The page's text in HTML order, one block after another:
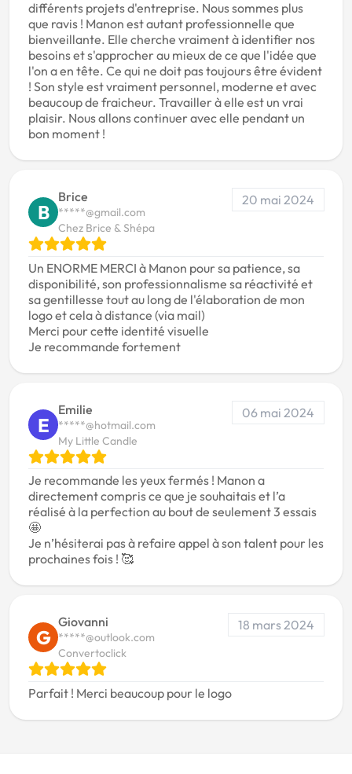
différents projets d'entreprise. Nous sommes plus
que ravis ! Manon est autant professionnelle que
bienveillante. Elle cherche vraiment à identifier nos
besoins et s'approcher au mieux de ce que l'idée que
l'on a en tête. Ce qui ne doit pas toujours être évident
! Son style est vraiment personnel, moderne et avec
beaucoup de fraicheur. Travailler à elle est un vrai
plaisir. Nous allons continuer avec elle pendant un
bon moment !
B
Brice
*****@gmail.com
Chez Brice & Shépa
20 mai 2024
Un ENORME MERCI à Manon pour sa patience, sa
disponibilité, son professionnalisme sa réactivité et
sa gentillesse tout au long de l'élaboration de mon
logo et cela à distance (via mail)
Merci pour cette identité visuelle
Je recommande fortement
E
Emilie
*****@hotmail.com
My Little Candle
06 mai 2024
Je recommande les yeux fermés ! Manon a
directement compris ce que je souhaitais et l’a
réalisé à la perfection au bout de seulement 3 essais
🤩
Je n’hésiterai pas à refaire appel à son talent pour les
prochaines fois ! 🥰
G
Giovanni
*****@outlook.com
Convertoclick
18 mars 2024
Parfait ! Merci beaucoup pour le logo